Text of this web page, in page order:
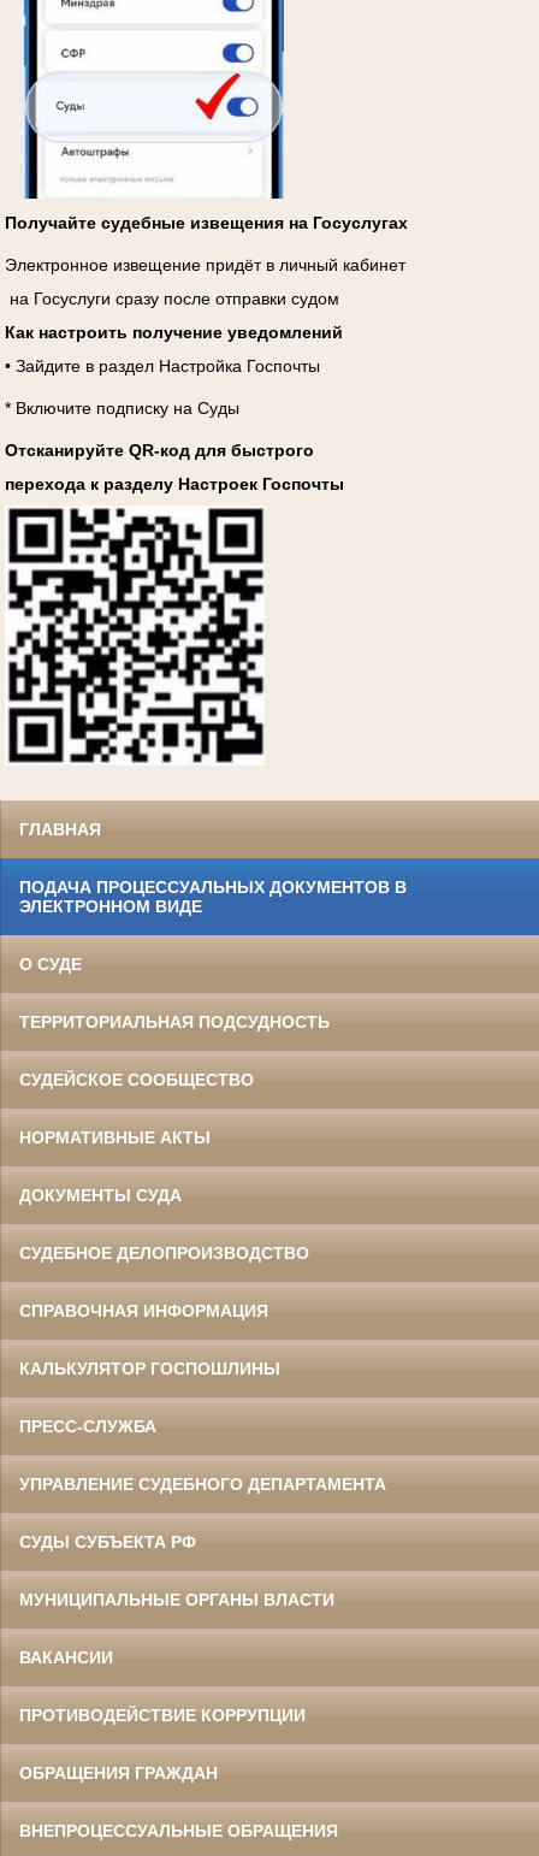
Получайте судебные извещения на Госуслугах
Электронное извещение придёт в личный кабинет
на Госуслуги сразу после отправки судом
Как настроить получение уведомлений
• Зайдите в раздел Настройка Госпочты
* Включите подписку на Суды
Отсканируйте QR-код для быстрого
перехода к разделу Настроек Госпочты
ГЛАВНАЯ
ПОДАЧА ПРОЦЕССУАЛЬНЫХ ДОКУМЕНТОВ В
ЭЛЕКТРОННОМ ВИДЕ
О СУДЕ
ТЕРРИТОРИАЛЬНАЯ ПОДСУДНОСТЬ
СУДЕЙСКОЕ СООБЩЕСТВО
НОРМАТИВНЫЕ АКТЫ
ДОКУМЕНТЫ СУДА
СУДЕБНОЕ ДЕЛОПРОИЗВОДСТВО
СПРАВОЧНАЯ ИНФОРМАЦИЯ
КАЛЬКУЛЯТОР ГОСПОШЛИНЫ
ПРЕСС-СЛУЖБА
УПРАВЛЕНИЕ СУДЕБНОГО ДЕПАРТАМЕНТА
СУДЫ СУБЪЕКТА РФ
МУНИЦИПАЛЬНЫЕ ОРГАНЫ ВЛАСТИ
ВАКАНСИИ
ПРОТИВОДЕЙСТВИЕ КОРРУПЦИИ
ОБРАЩЕНИЯ ГРАЖДАН
ВНЕПРОЦЕССУАЛЬНЫЕ ОБРАЩЕНИЯ